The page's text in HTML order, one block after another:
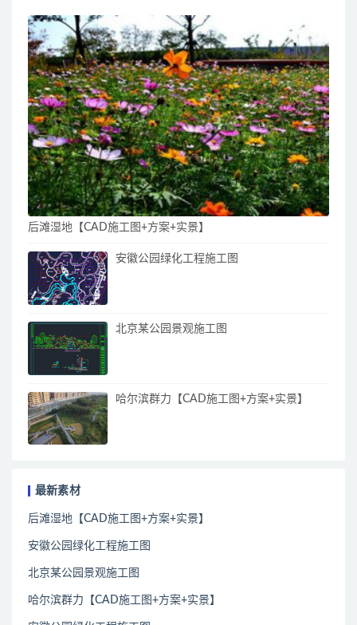
后滩湿地【CAD施工图+方案+实景】
安徽公园绿化工程施工图
北京某公园景观施工图
哈尔滨群力【CAD施工图+方案+实景】
最新素材
后滩湿地【CAD施工图+方案+实景】
安徽公园绿化工程施工图
北京某公园景观施工图
哈尔滨群力【CAD施工图+方案+实景】